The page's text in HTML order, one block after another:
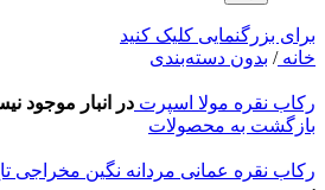
برای بزرگنمایی کلیک کنید
خانه/ بدون دسته‌بندی
رکاب نقره مولا اسپرت در انبار موجود
بازگشت به محصولات
رکاب نقره عمانی مردانه نگین مخراجی